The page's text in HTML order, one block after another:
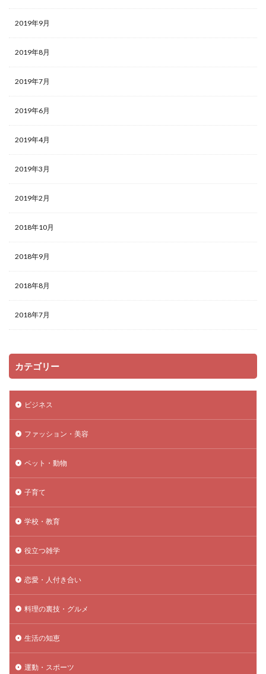
2019年9月
2019年8月
2019年7月
2019年6月
2019年4月
2019年3月
2019年2月
2018年10月
2018年9月
2018年8月
2018年7月
カテゴリー
ビジネス
ファッション・美容
ペット・動物
子育て
学校・教育
役立つ雑学
恋愛・人付き合い
料理の裏技・グルメ
生活の知恵
運動・スポーツ